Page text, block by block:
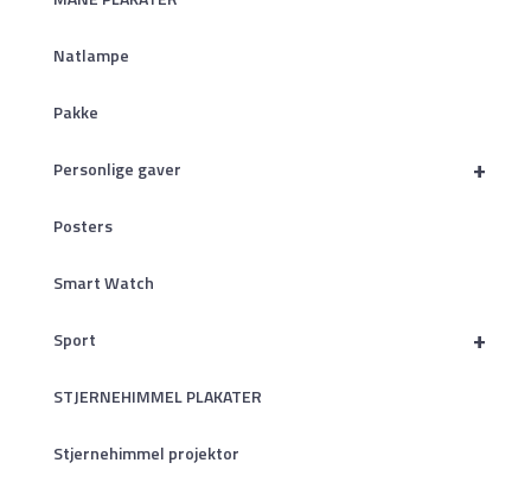
Natlampe
Pakke
+
Personlige gaver
Posters
Smart Watch
+
Sport
STJERNEHIMMEL PLAKATER
Stjernehimmel projektor